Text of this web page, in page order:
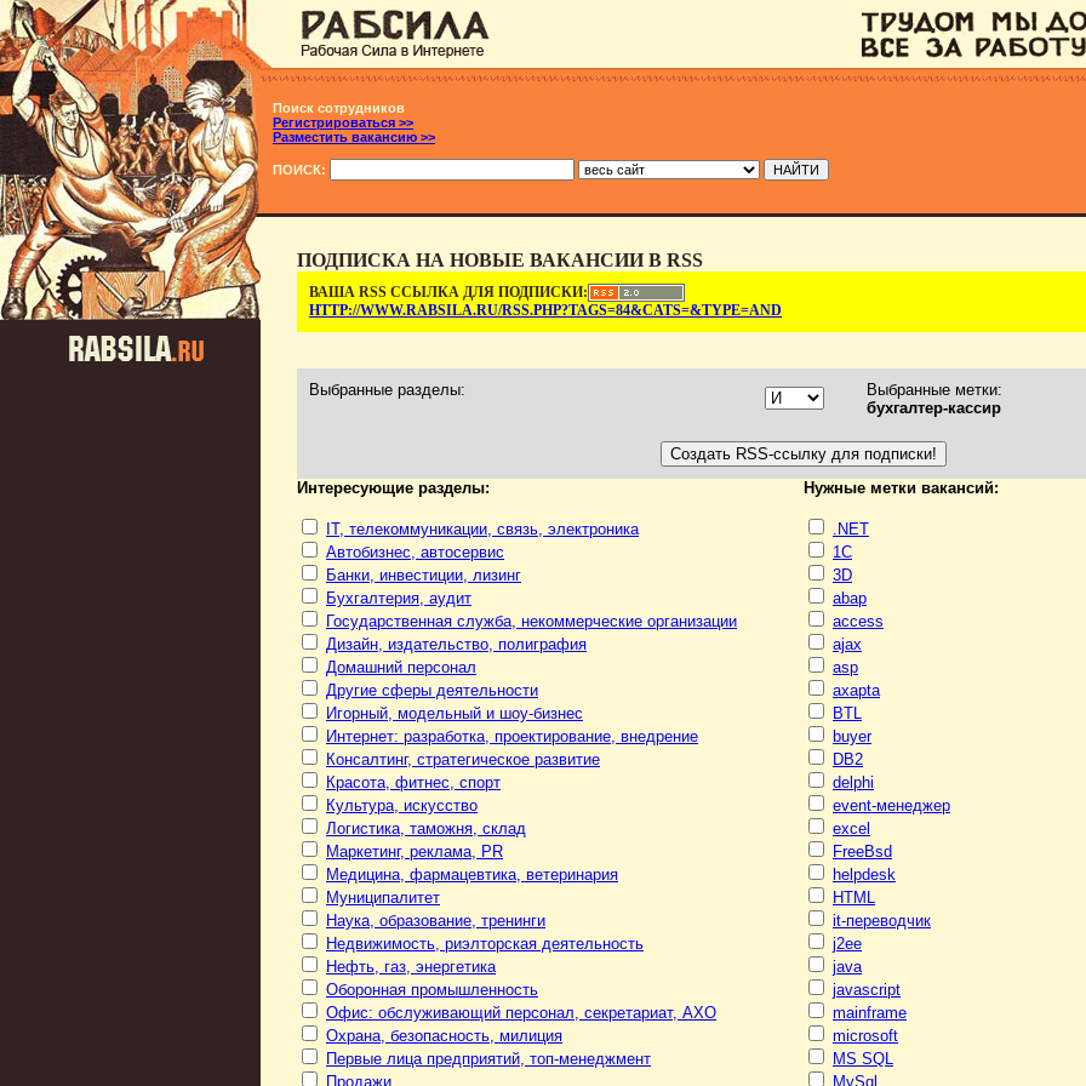
Поиск сотрудников
Регистрироваться >>
Разместить вакансию >>
ПОИСК:
ПОДПИСКА НА НОВЫЕ ВАКАНСИИ В RSS
ВАША RSS ССЫЛКА ДЛЯ ПОДПИСКИ:
HTTP://WWW.RABSILA.RU/RSS.PHP?TAGS=84&CATS=&TYPE=AND
Выбранные разделы:
Выбранные метки:
бухгалтер-кассир
Интересующие разделы:
IT, телекоммуникации, связь, электроника
Автобизнес, автосервис
Банки, инвестиции, лизинг
Бухгалтерия, аудит
Государственная служба, некоммерческие организации
Дизайн, издательство, полиграфия
Домашний персонал
Другие сферы деятельности
Игорный, модельный и шоу-бизнес
Интернет: разработка, проектирование, внедрение
Консалтинг, стратегическое развитие
Красота, фитнес, спорт
Культура, искусство
Логистика, таможня, склад
Маркетинг, реклама, PR
Медицина, фармацевтика, ветеринария
Муниципалитет
Наука, образование, тренинги
Недвижимость, риэлторская деятельность
Нефть, газ, энергетика
Оборонная промышленность
Офис: обслуживающий персонал, секретариат, АХО
Охрана, безопасность, милиция
Первые лица предприятий, топ-менеджмент
Продажи
Нужные метки вакансий:
.NET
1С
3D
abap
access
ajax
asp
axapta
BTL
buyer
DB2
delphi
event-менеджер
excel
FreeBsd
helpdesk
HTML
it-переводчик
j2ee
java
javascript
mainframe
microsoft
MS SQL
MySql